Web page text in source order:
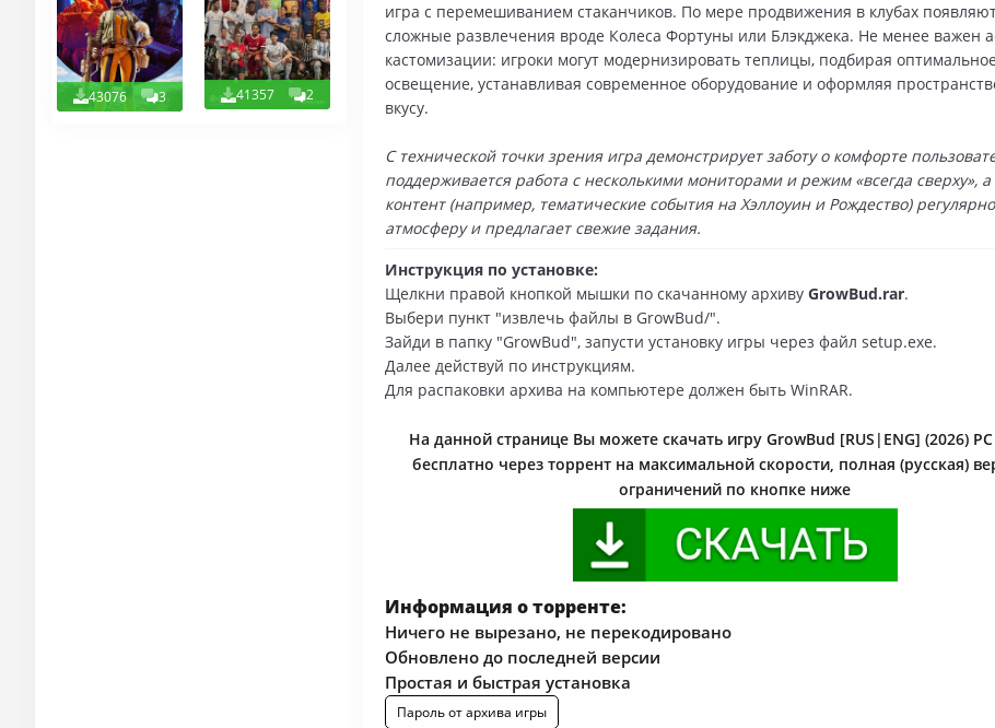
43076 3 41357 2
игра с перемешиванием стаканчиков. По мере продвижения в клубах
сложные развлечения вроде Колеса Фортуны или Блэкджека. Не менее важен
кастомизации: игроки могут модернизировать теплицы, подбирая оптимальное
освещение, устанавливая современное оборудование и оформляя
вкусу.
С технической точки зрения игра демонстрирует заботу о комфорте
поддерживается работа с несколькими мониторами и режим «всегда сверху»,
контент (например, тематические события на Хэллоуин и Рождество)
атмосферу и предлагает свежие задания.
Инструкция по установке:
Щелкни правой кнопкой мышки по скачанному архиву GrowBud.rar.
Выбери пункт "извлечь файлы в GrowBud/".
Зайди в папку "GrowBud", запусти установку игры через файл setup.exe.
Далее действуй по инструкциям.
Для распаковки архива на компьютере должен быть WinRAR.
На данной странице Вы можете скачать игру GrowBud [RUS|ENG] (2026)
бесплатно через торрент на максимальной скорости, полная (русская)
ограничений по кнопке ниже
Информация о торренте:
Ничего не вырезано, не перекодировано
Обновлено до последней версии
Простая и быстрая установка
Пароль от архива игры